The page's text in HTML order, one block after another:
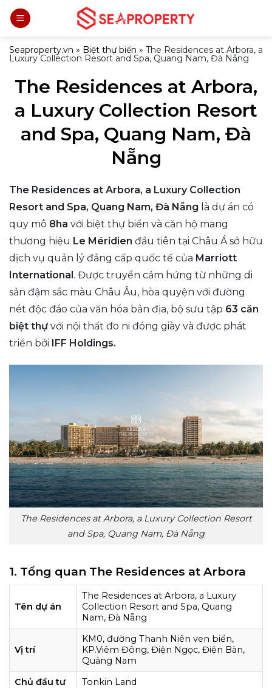
Bỏ
qua
dung
Seaproperty.vn » Biệt thự biển » The Residences at Arbora, a
Luxury Collection Resort and Spa, Quang Nam, Đà Nẵng
The Residences at Arbora,
a Luxury Collection Resort
and Spa, Quang Nam, Đà
Nẵng
The Residences at Arbora, a Luxury Collection
Resort and Spa, Quang Nam, Đà Nẵng là dự án có
quy mô 8ha với biệt thự biển và căn hộ mang
thương hiệu Le Méridien đầu tiên tại Châu Á sở hữu
dịch vụ quản lý đẳng cấp quốc tế của Marriott
International. Được truyền cảm hứng từ những di
sản đậm sắc màu Châu Âu, hòa quyện với đường
nét độc đáo của văn hóa bản địa, bộ sưu tập 63 căn
biệt thự với nội thất đo ni đóng giày và được phát
triển bởi IFF Holdings.
The Residences at Arbora, a Luxury Collection Resort
and Spa, Quang Nam, Đà Nẵng
1. Tổng quan The Residences at Arbora
Tên dự án
The Residences at Arbora, a Luxury
Collection Resort and Spa, Quang
Nam, Đà Nẵng
Vị trí
KM0, đường Thanh Niên ven biển,
KP.Viêm Đông, Điện Ngọc, Điện Bàn,
Quảng Nam
Chủ đầu tư
Tonkin Land